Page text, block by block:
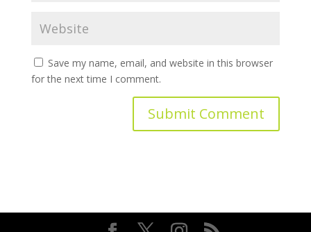
Save my name, email, and website in this browser
for the next time I comment.